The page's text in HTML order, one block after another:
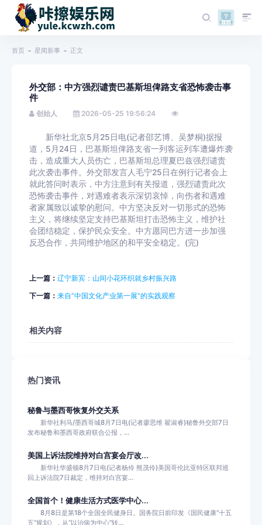
首页 星闻新事 正文
外交部：中方强烈谴责巴基斯坦俾路支省恐怖袭击事
件
创始人 2026-05-25 19:56:24
新华社北京5月25日电(记者邵艺博、吴梦桐)据报
道，5月24日，巴基斯坦俾路支省一列客运列车遭爆炸袭
击，造成重大人员伤亡，巴基斯坦总理夏巴兹强烈谴责
此次袭击事件。外交部发言人毛宁25日在例行记者会上
就此答问时表示，中方注意到有关报道，强烈谴责此次
恐怖袭击事件，对遇难者表示深切哀悼，向伤者和遇难
者家属致以诚挚的慰问。中方坚决反对一切形式的恐怖
主义，将继续坚定支持巴基斯坦打击恐怖主义，维护社
会团结稳定，保护民众安全。中方愿同巴方进一步加强
反恐合作，共同维护地区的和平安全稳定。(完)
上一篇： 辽宁新宾：山间小花环织就乡村振兴路
下一篇： 来自“中国文化产业第一展”的实践观察
相关内容
热门资讯
秘鲁与墨西哥恢复外交关系
新华社利马/墨西哥城8月7日电(记者廖思维 翟淑睿)秘鲁外交部7日
发布秘鲁和墨西哥政府联合公报，...
美国上诉法院维持对白宫宴会厅改...
新华社华盛顿8月7日电(记者杨伶 熊茂伶)美国哥伦比亚特区联邦巡
回上诉法院7日裁定，维持对白宫宴...
全国首个！健康生活方式医学中心...
8月8日是第18个全国全民健身日。国务院日前印发《国民健康“十五
五”规划》，从“以治病为中心”转...